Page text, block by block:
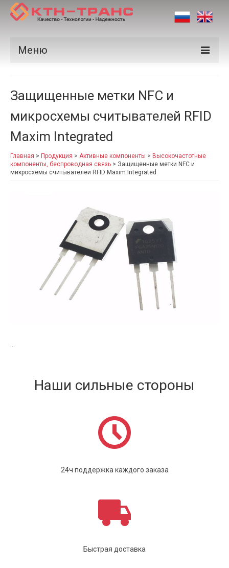
Меню
Производители
Рынки
Сертификаты
Новости
Защищенные метки NFC и
микросхемы считывателей RFID
Maxim Integrated
Главная > Продукция > Активные компоненты > Высокочастотные
компоненты, беспроводная связь > Защищенные метки NFC и
микросхемы считывателей RFID Maxim Integrated
...
Наши сильные стороны
24ч поддержка каждого заказа
Быстрая доставка